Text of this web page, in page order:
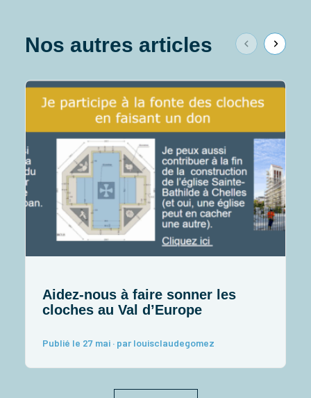
Nos autres articles
Aidez-nous à faire sonner les
cloches au Val d’Europe
Publié le 27 mai · par louisclaudegomez